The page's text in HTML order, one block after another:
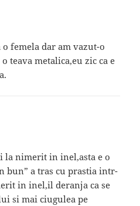
femela dar am vazut-o
teava metalica,eu zic ca e
la nimerit in inel,asta e o
bun” a tras cu prastia intr-
in inel,il deranja ca se
si mai ciugulea pe